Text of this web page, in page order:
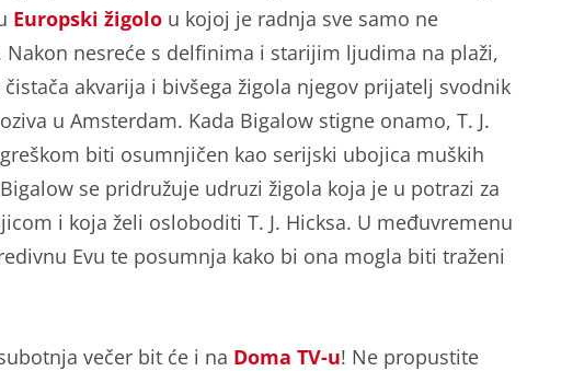
Europski žigolo u kojoj je radnja sve samo ne
Nakon nesreće s delfinima i starijim ljudima na plaži,
akvarija i bivšega žigola njegov prijatelj svodnik
u Amsterdam. Kada Bigalow stigne onamo, T. J.
biti osumnjičen kao serijski ubojica muških
se pridružuje udruzi žigola koja je u potrazi za
i koja želi osloboditi T. J. Hicksa. U međuvremenu
Evu te posumnja kako bi ona mogla biti traženi
večer bit će i na Doma TV-u! Ne propustite